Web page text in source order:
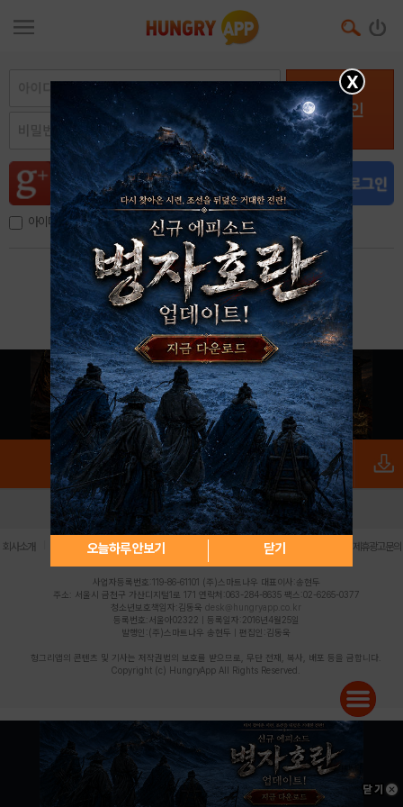
로그인
아이디, 이메일 저장
아이디 / 비밀번호 찾기 회원가입
X
오늘하루 안보기 닫기
로그인 PC버전 전체앱
회사소개 | 개인정보 처리방침 불법촬영물 신고센터 제휴광고문의
사업자등록번호:119-86-61101 (주)스마트나우 대표이사:송현두
주소: 서울시 금천구 가산디지털1로 171 연락처:063-284-8635 팩스:02-6265-0377
청소년보호책임자:김동욱 desk@hungryapp.co.kr
등록번호:서울아02322 | 등록일자:2016년4월25일
발행인:(주)스마트나우 송현두 | 편집인:김동욱
헝그리앱의 콘텐츠 및 기사는 저작권법의 보호를 받으므로, 무단 전재, 복사, 배포 등을 금합니다.
Copyright (c) HungryApp All Rights Reserved.